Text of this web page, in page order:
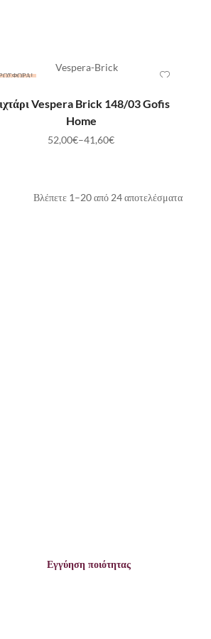
ΕΠΙΛΟΓΉ
Vespera Brick 148/03 Gofis
Home
41,60€
–
52,00€
Βλέπετε 1–20 από 24 αποτελέσματα
Εγγύηση ποιότητας